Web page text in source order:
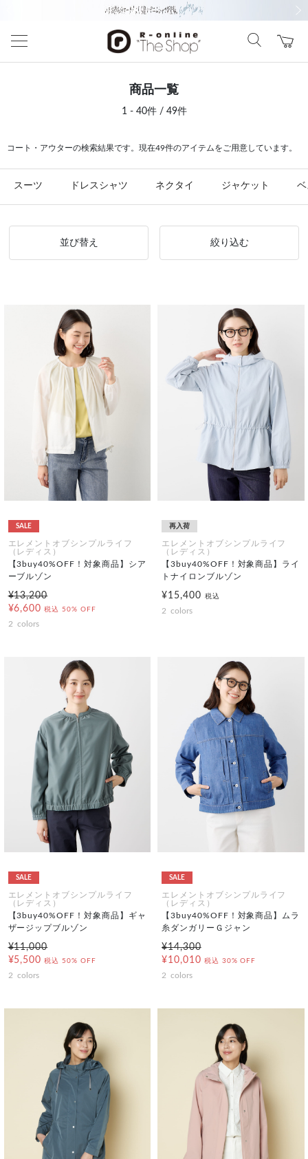
商品一覧
1 - 40件 / 49件
コート・アウターの検索結果です。現在49件のアイテムをご用意しています。
スーツ ドレスシャツ ネクタイ ジャケット
並び替え 絞り込む
SALE
エレメントオブシンプルライフ
（レディス）
【3buy40%OFF！対象商品】シア
ーブルゾン
¥13,200
¥6,600 税込 50% OFF
2 colors
再入荷
エレメントオブシンプルライフ
（レディス）
【3buy40%OFF！対象商品】ライ
トナイロンブルゾン
¥15,400 税込
2 colors
SALE
エレメントオブシンプルライフ
（レディス）
【3buy40%OFF！対象商品】ギャ
ザージップブルゾン
¥11,000
¥5,500 税込 50% OFF
2 colors
SALE
エレメントオブシンプルライフ
（レディス）
【3buy40%OFF！対象商品】ムラ
糸ダンガリーＧジャン
¥14,300
¥10,010 税込 30% OFF
2 colors